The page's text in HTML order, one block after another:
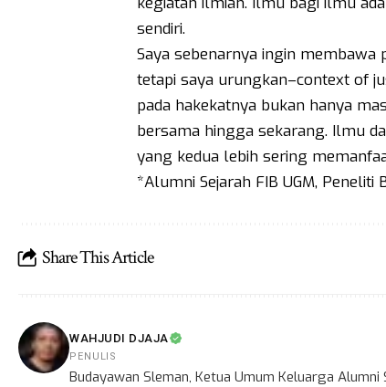
sendiri.
Saya sebenarnya ingin
tetapi saya urungkan–context of
pada hakekatnya bukan hanya
bersama hingga sekarang. Ilmu
yang kedua lebih sering
*Alumni Sejarah FIB UGM, Peneliti
Share This Article
WAHJUDI DJAJA
PENULIS
Budayawan Sleman, Ketua Umum Keluarga Alumni